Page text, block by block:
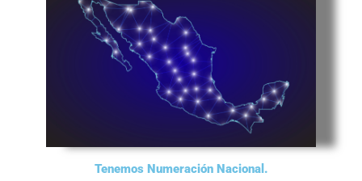
Tenemos Numeración Nacional.